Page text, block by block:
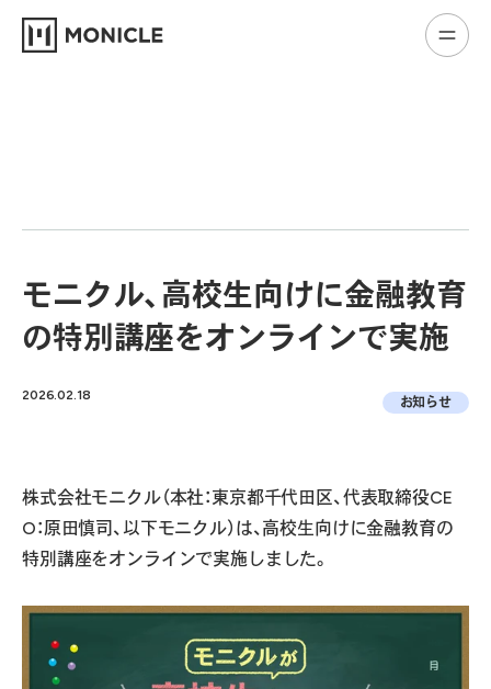
モニクル、高校生向けに金融教育
の特別講座をオンラインで実施
2026.02.18 お知らせ
株式会社モニクル（本社：東京都千代田区、代表取締役CE
O：原田慎司、以下モニクル）は、高校生向けに金融教育の
特別講座をオンラインで実施しました。